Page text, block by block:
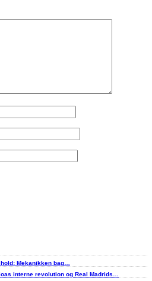
Mekanikken bag…
interne revolution og Real Madrids…